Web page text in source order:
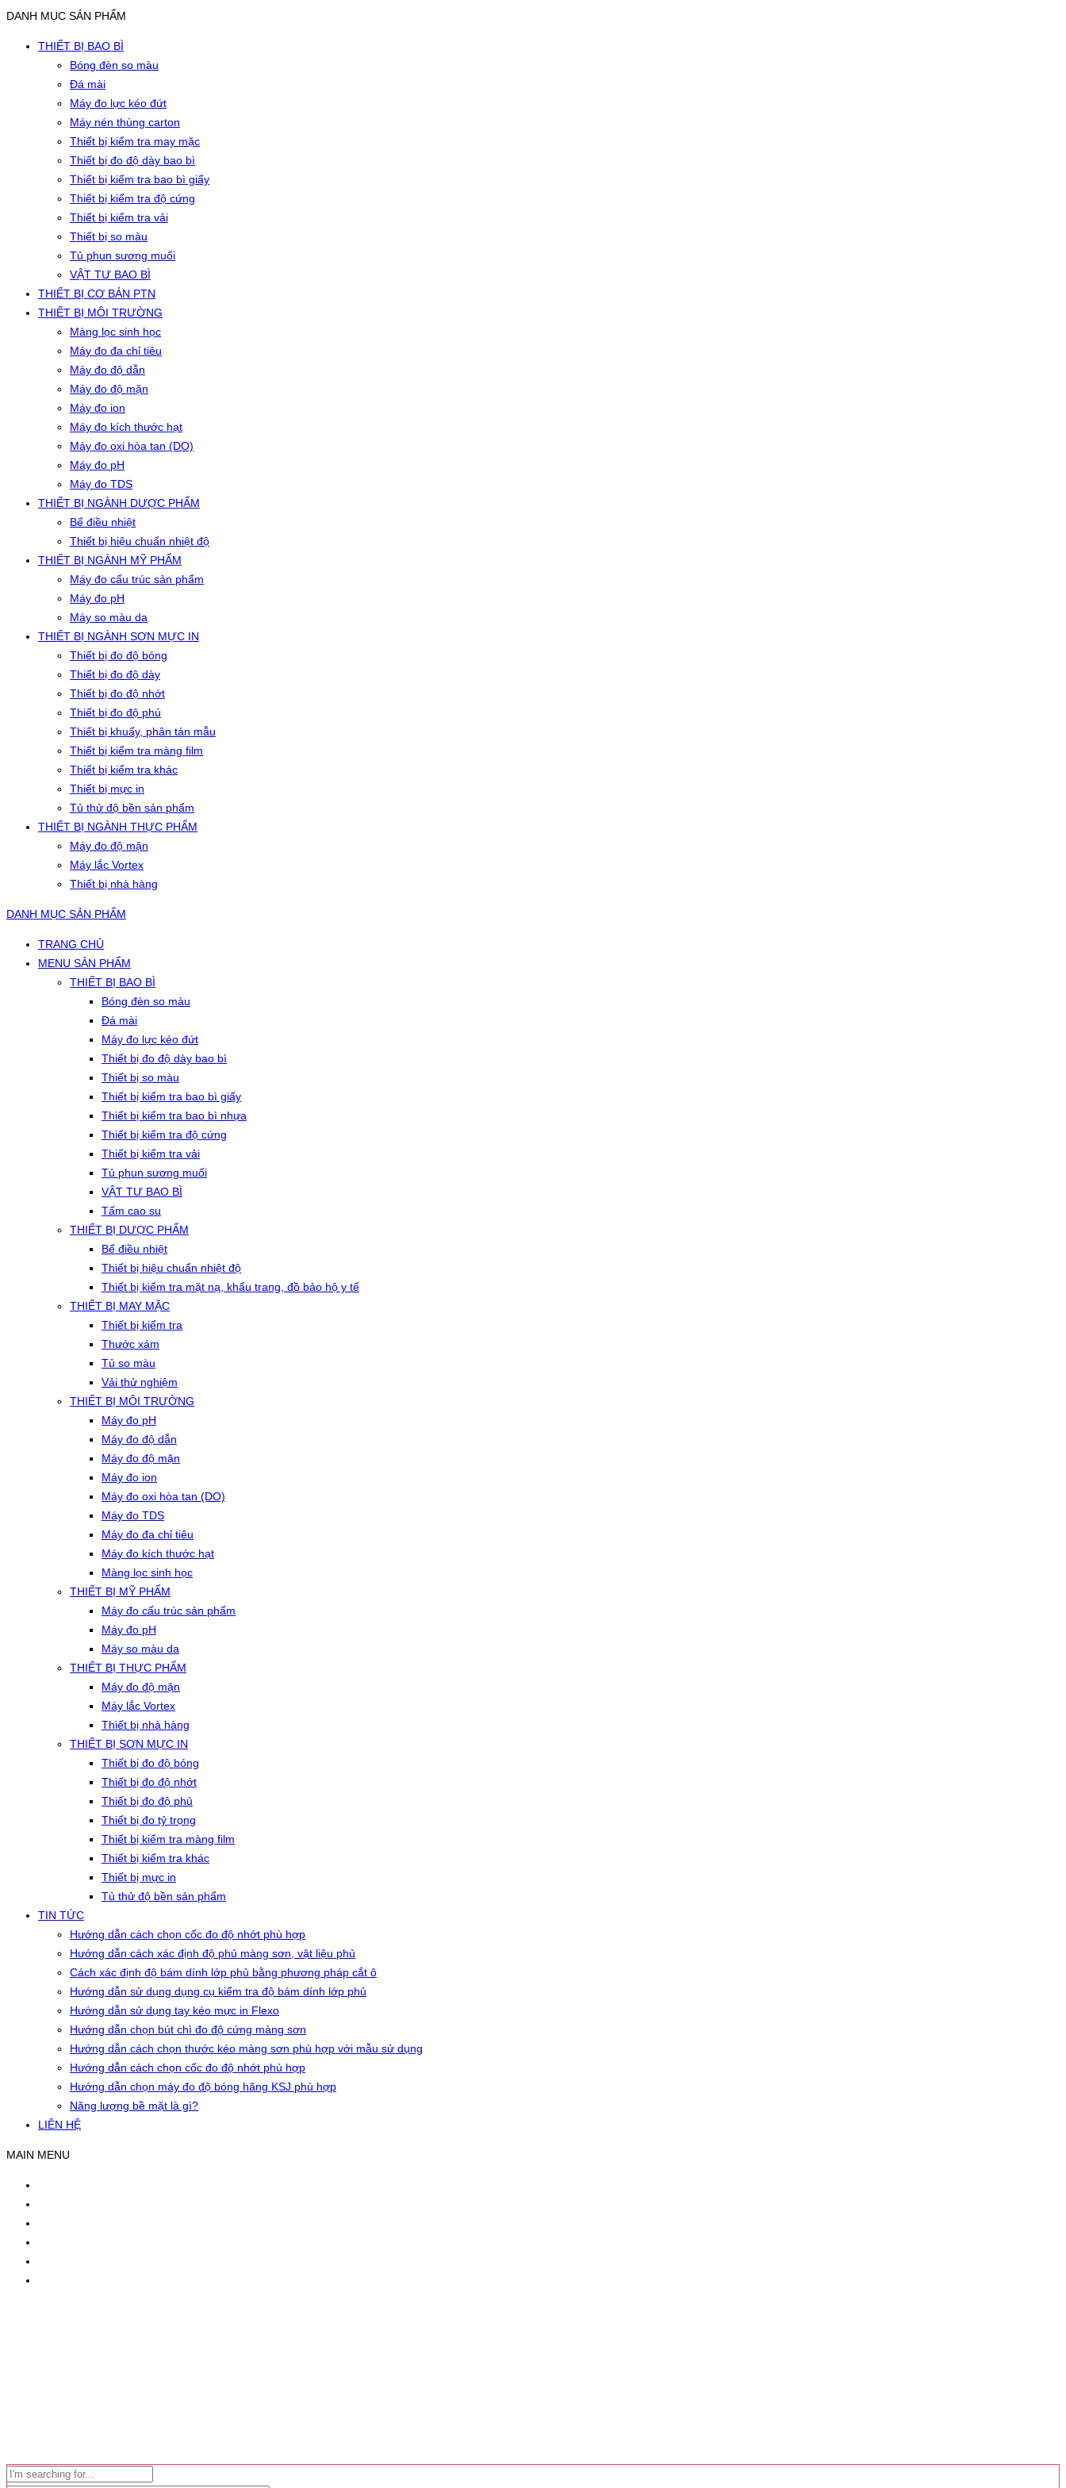
DANH MỤC SẢN PHẨM
THIẾT BỊ BAO BÌ
Bóng đèn so màu
Đá mài
Máy đo lực kéo đứt
Máy nén thùng carton
Thiết bị kiểm tra may mặc
Thiết bị đo độ dày bao bì
Thiết bị kiểm tra bao bì giấy
Thiết bị kiểm tra độ cứng
Thiết bị kiểm tra vải
Thiết bị so màu
Tủ phun sương muối
VẬT TƯ BAO BÌ
THIẾT BỊ CƠ BẢN PTN
THIẾT BỊ MÔI TRƯỜNG
Màng lọc sinh học
Máy đo đa chỉ tiêu
Máy đo độ dẫn
Máy đo độ mặn
Máy đo ion
Máy đo kích thước hạt
Máy đo oxi hòa tan (DO)
Máy đo pH
Máy đo TDS
THIẾT BỊ NGÀNH DƯỢC PHẨM
Bể điều nhiệt
Thiết bị hiệu chuẩn nhiệt độ
THIẾT BỊ NGÀNH MỸ PHẨM
Máy đo cấu trúc sản phẩm
Máy đo pH
Máy so màu da
THIẾT BỊ NGÀNH SƠN MỰC IN
Thiết bị đo độ bóng
Thiết bị đo độ dày
Thiết bị đo độ nhớt
Thiết bị đo độ phủ
Thiết bị khuấy, phân tán mẫu
Thiết bị kiểm tra màng film
Thiết bị kiểm tra khác
Thiết bị mực in
Tủ thử độ bền sản phẩm
THIẾT BỊ NGÀNH THỰC PHẨM
Máy đo độ mặn
Máy lắc Vortex
Thiết bị nhà hàng
DANH MỤC SẢN PHẨM
TRANG CHỦ
MENU SẢN PHẨM
THIẾT BỊ BAO BÌ
Bóng đèn so màu
Đá mài
Máy đo lực kéo đứt
Thiết bị đo độ dày bao bì
Thiết bị so màu
Thiết bị kiểm tra bao bì giấy
Thiết bị kiểm tra bao bì nhựa
Thiết bị kiểm tra độ cứng
Thiết bị kiểm tra vải
Tủ phun sương muối
VẬT TƯ BAO BÌ
Tấm cao su
THIẾT BỊ DƯỢC PHẨM
Bể điều nhiệt
Thiết bị hiệu chuẩn nhiệt độ
Thiết bị kiểm tra mặt nạ, khẩu trang, đồ bảo hộ y tế
THIẾT BỊ MAY MẶC
Thiết bị kiểm tra
Thước xám
Tủ so màu
Vải thử nghiệm
THIẾT BỊ MÔI TRƯỜNG
Máy đo pH
Máy đo độ dẫn
Máy đo độ mặn
Máy đo ion
Máy đo oxi hòa tan (DO)
Máy đo TDS
Máy đo đa chỉ tiêu
Máy đo kích thước hạt
Màng lọc sinh học
THIẾT BỊ MỸ PHẨM
Máy đo cấu trúc sản phẩm
Máy đo pH
Máy so màu da
THIẾT BỊ THỰC PHẨM
Máy đo độ mặn
Máy lắc Vortex
Thiết bị nhà hàng
THIẾT BỊ SƠN MỰC IN
Thiết bị đo độ bóng
Thiết bị đo độ nhớt
Thiết bị đo độ phủ
Thiết bị đo tỷ trọng
Thiết bị kiểm tra màng film
Thiết bị kiểm tra khác
Thiết bị mực in
Tủ thử độ bền sản phẩm
TIN TỨC
Hướng dẫn cách chọn cốc đo độ nhớt phù hợp
Hướng dẫn cách xác định độ phủ màng sơn, vật liệu phủ
Cách xác định độ bám dính lớp phủ bằng phương pháp cắt ô
Hướng dẫn sử dụng dụng cụ kiểm tra độ bám dính lớp phủ
Hướng dẫn sử dụng tay kéo mực in Flexo
Hướng dẫn chọn bút chì đo độ cứng màng sơn
Hướng dẫn cách chọn thước kéo màng sơn phù hợp với mẫu sử dụng
Hướng dẫn cách chọn cốc đo độ nhớt phù hợp
Hướng dẫn chọn máy đo độ bóng hãng KSJ phù hợp
Năng lượng bề mặt là gì?
LIÊN HỆ
MAIN MENU